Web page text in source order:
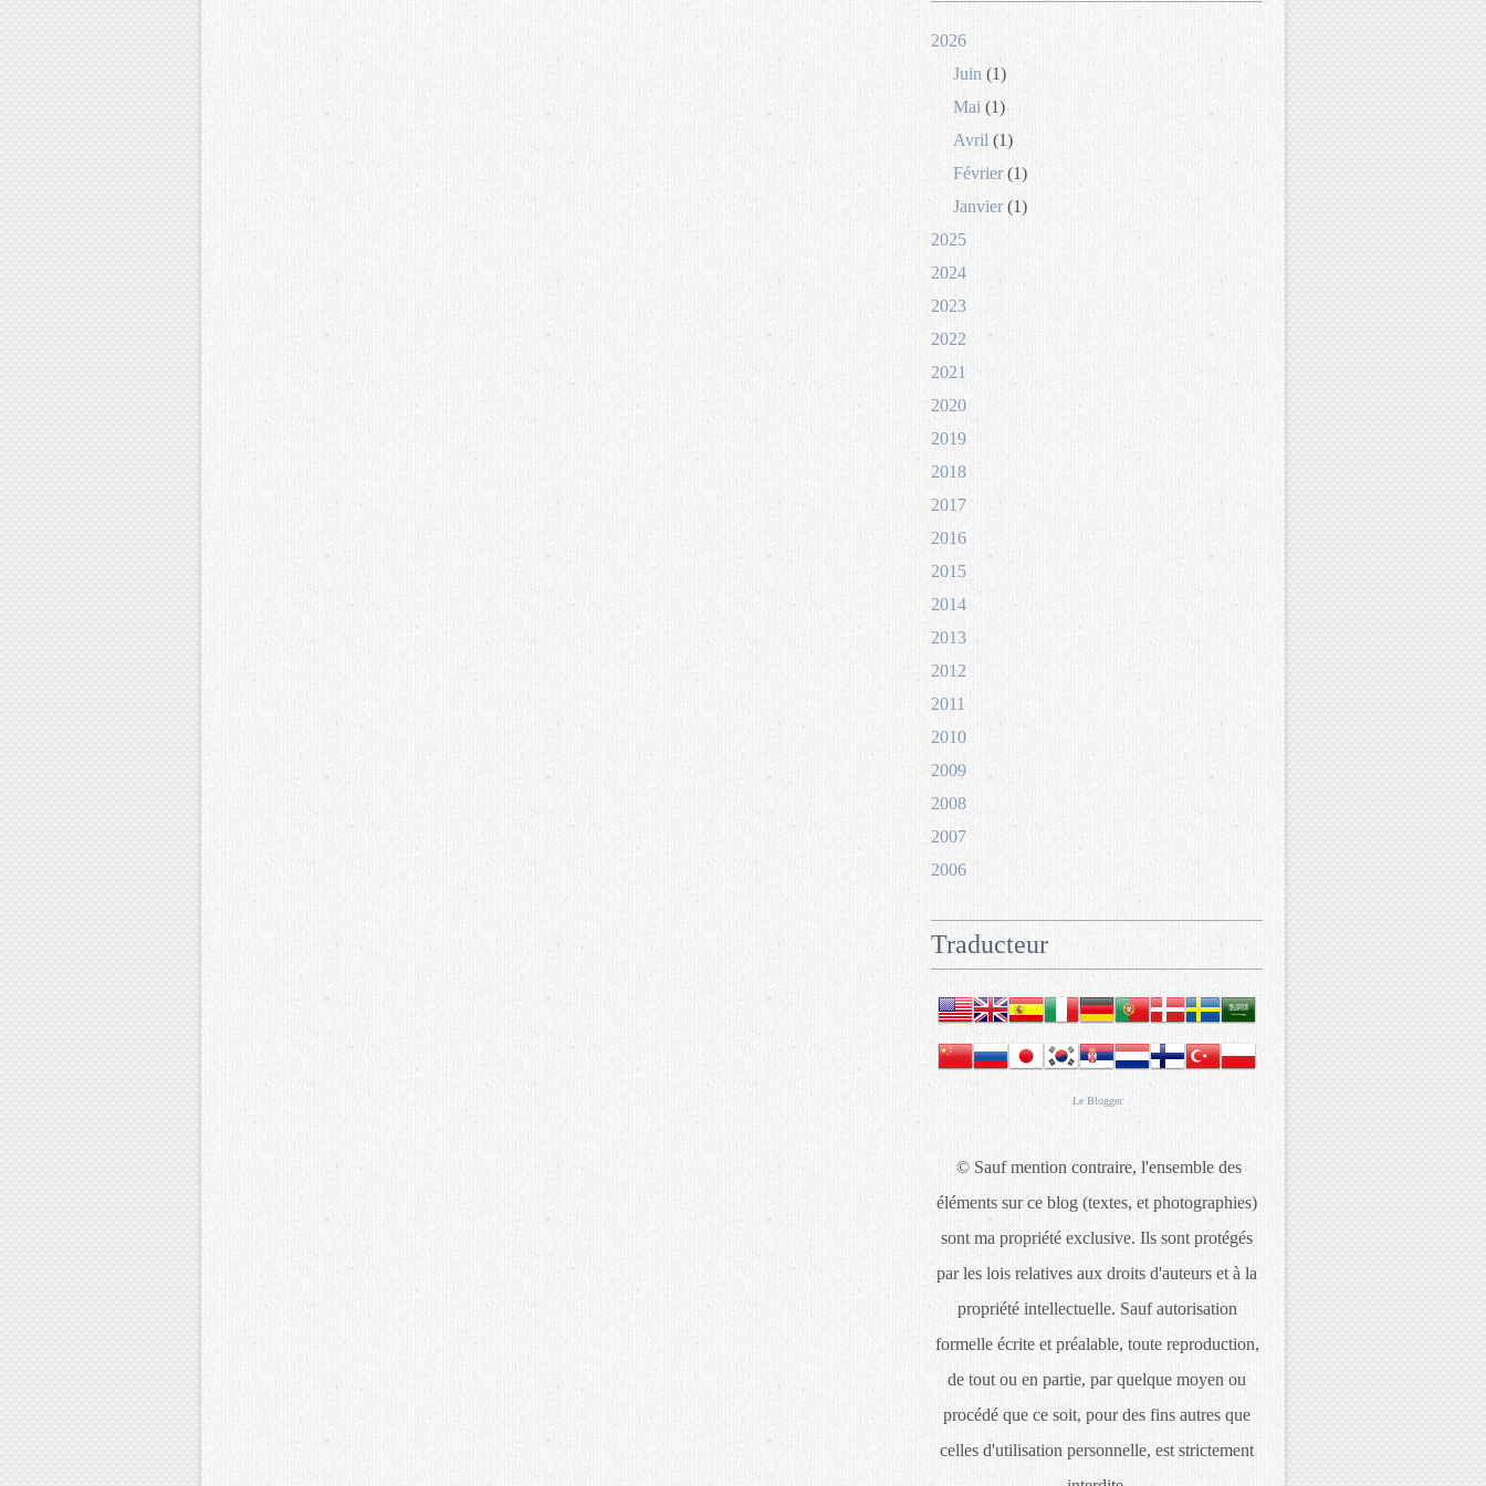
2026
Juin (1)
Mai (1)
Avril (1)
Février(1)
Janvier (1)
2025
2024
2023
2022
2021
2020
2019
2018
2017
2016
2015
2014
2013
2012
2011
2010
2009
2008
2007
2006
Traducteur
Le Blogger
© Sauf mention contraire, l'ensemble des
éléments sur ce blog (textes, et photographies)
sont ma propriété exclusive. Ils sont protégés
par les lois relatives aux droits d'auteurs et à la
propriété intellectuelle. Sauf autorisation
formelle écrite et préalable, toute reproduction,
de tout ou en partie, par quelque moyen ou
procédé que ce soit, pour des fins autres que
celles d'utilisation personnelle, est strictement